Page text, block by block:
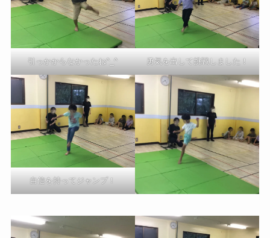
引っかからなかったね^_^ 勇気を出して挑戦しました！
自信を持ってジャンプ！